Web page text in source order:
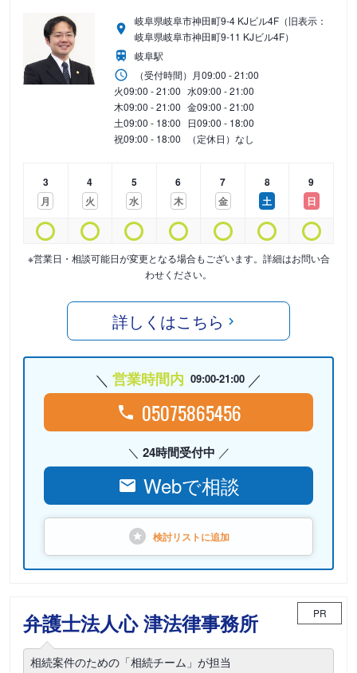
岐阜県岐阜市神田町9-4 KJビル4F（旧表示：
岐阜県岐阜市神田町9-11 KJビル4F）
岐阜駅
（受付時間） 月09:00 - 21:00
火09:00 - 21:00 水09:00 - 21:00
木09:00 - 21:00 金09:00 - 21:00
土09:00 - 18:00 日09:00 - 18:00
祝09:00 - 18:00 （定休日）なし
3
月
4
火
5
水
6
木
7
金
8
土
9
日
※営業日・相談可能日が変更となる場合もございます。詳細はお問い合
わせください。
詳しくはこちら
営業時間内 09:00-21:00
05075865456
24時間受付中
Webで相談
検討リストに追加
弁護士法人心 津法律事務所 PR
相続案件のための「相続チーム」が担当